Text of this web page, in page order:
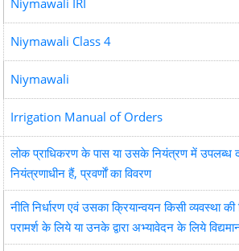
Niymawali IRI
Niymawali Class 4
Niymawali
Irrigation Manual of Orders
लोक प्राधिकरण के पास या उसके नियंत्रण में उपलब्ध
नियंत्रणाधीन हैं, प्रवर्णाें का विवरण
नीति निर्धारण एवं उसका क्रियान्वयन किसी
परामर्श के लिये या उनके द्वारा अभ्यावेदन के लिये